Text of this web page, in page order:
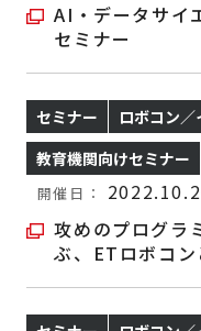
AI・データサイ
セミナー
セミナー
ロボコン
教育機関向けセミナー
開催日：
攻めのプログラ
ぶ、ETロボコン